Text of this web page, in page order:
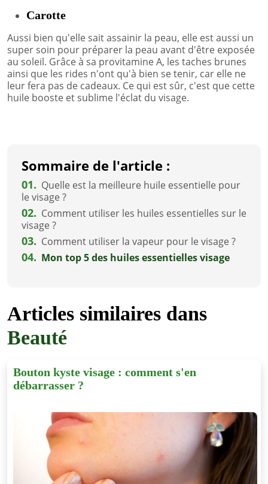
Carotte
Aussi bien qu'elle sait assainir la peau, elle est aussi un
super soin pour préparer la peau avant d'être exposée
au soleil. Grâce à sa provitamine A, les taches brunes
ainsi que les rides n'ont qu'à bien se tenir, car elle ne
leur fera pas de cadeaux. Ce qui est sûr, c'est que cette
huile booste et sublime l'éclat du visage.
Sommaire de l'article :
01. Quelle est la meilleure huile essentielle pour
le visage ?
02. Comment utiliser les huiles essentielles sur le
visage ?
03. Comment utiliser la vapeur pour le visage ?
04. Mon top 5 des huiles essentielles visage
Articles similaires dans
Beauté
Bouton kyste visage : comment s'en
débarrasser ?